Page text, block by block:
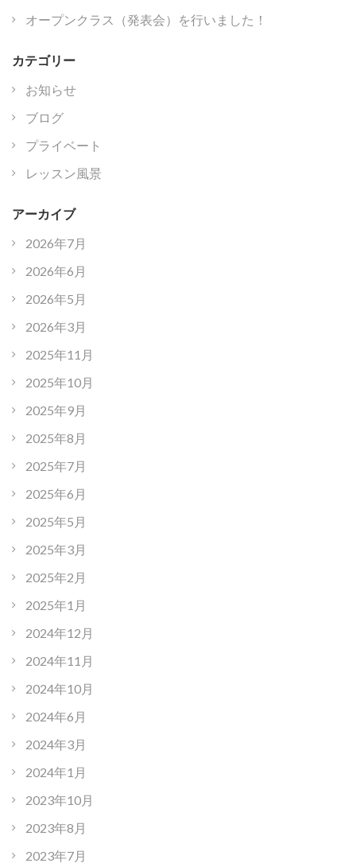
オープンクラス（発表会）を行いました！
カテゴリー
お知らせ
ブログ
プライベート
レッスン風景
アーカイブ
2026年7月
2026年6月
2026年5月
2026年3月
2025年11月
2025年10月
2025年9月
2025年8月
2025年7月
2025年6月
2025年5月
2025年3月
2025年2月
2025年1月
2024年12月
2024年11月
2024年10月
2024年6月
2024年3月
2024年1月
2023年10月
2023年8月
2023年7月